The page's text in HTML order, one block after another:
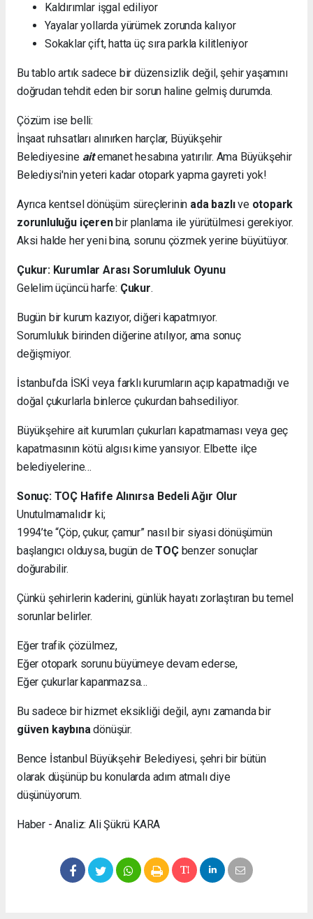
Kaldırımlar işgal ediliyor
Yayalar yollarda yürümek zorunda kalıyor
Sokaklar çift, hatta üç sıra parkla kilitleniyor
Bu tablo artık sadece bir düzensizlik değil, şehir yaşamını
doğrudan tehdit eden bir sorun haline gelmiş durumda.
Çözüm ise belli:
İnşaat ruhsatları alınırken harçlar, Büyükşehir
Belediyesine aitemanet hesabına yatırılır. Ama Büyükşehir
Belediysi'nin yeteri kadar otopark yapma gayreti yok!
Ayrıca kentsel dönüşüm süreçlerinin ada bazlıve otopark
zorunluluğu içerenbir planlama ile yürütülmesi gerekiyor.
Aksi halde her yeni bina, sorunu çözmek yerine büyütüyor.
Çukur: Kurumlar Arası Sorumluluk Oyunu
Gelelim üçüncü harfe: Çukur.
Bugün bir kurum kazıyor, diğeri kapatmıyor.
Sorumluluk birinden diğerine atılıyor, ama sonuç
değişmiyor.
İstanbul’da İSKİ veya farklı kurumların açıp kapatmadığı ve
doğal çukurlarla binlerce çukurdan bahsediliyor.
Büyükşehire ait kurumları çukurları kapatmaması veya geç
kapatmasının kötü algısı kime yansıyor. Elbette ilçe
belediyelerine…
Sonuç: TOÇ Hafife Alınırsa Bedeli Ağır Olur
Unutulmamalıdır ki;
1994’te “Çöp, çukur, çamur” nasıl bir siyasi dönüşümün
başlangıcı olduysa, bugün deTOÇbenzer sonuçlar
doğurabilir.
Çünkü şehirlerin kaderini, günlük hayatı zorlaştıran bu temel
sorunlar belirler.
Eğer trafik çözülmez,
Eğer otopark sorunu büyümeye devam ederse,
Eğer çukurlar kapanmazsa…
Bu sadece bir hizmet eksikliği değil, aynı zamanda bir
güven kaybınadönüşür.
Bence İstanbul Büyükşehir Belediyesi, şehri bir bütün
olarak düşünüp bu konularda adım atmalı diye
düşünüyorum.
Haber - Analiz: Ali Şükrü KARA